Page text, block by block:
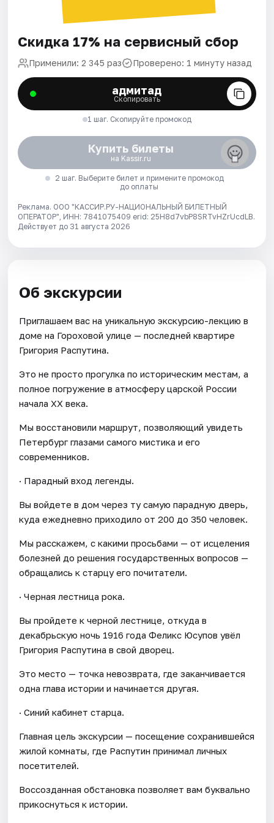
Скидка 17% на сервисный сбор
Применили: 2 345 раз Проверено: 1 минуту назад
адмитад
Скопировать
1 шаг. Скопируйте промокод
Купить билеты
на Kassir.ru
2 шаг. Выберите билет и примените промокод
до оплаты
Реклама. ООО "КАССИР.РУ-НАЦИОНАЛЬНЫЙ БИЛЕТНЫЙ
ОПЕРАТОР", ИНН: 7841075409 erid: 25H8d7vbP8SRTvHZrUcdLB.
Действует до 31 августа 2026
Об экскурсии
Приглашаем вас на уникальную экскурсию-лекцию в
доме на Гороховой улице — последней квартире
Григория Распутина.
Это не просто прогулка по историческим местам, а
полное погружение в атмосферу царской России
начала XX века.
Мы восстановили маршрут, позволяющий увидеть
Петербург глазами самого мистика и его
современников.
· Парадный вход легенды.
Вы войдете в дом через ту самую парадную дверь,
куда ежедневно приходило от 200 до 350 человек.
Мы расскажем, с какими просьбами — от исцеления
болезней до решения государственных вопросов —
обращались к старцу его почитатели.
· Черная лестница рока.
Вы пройдете к черной лестнице, откуда в
декабрьскую ночь 1916 года Феликс Юсупов увёл
Григория Распутина в свой дворец.
Это место — точка невозврата, где заканчивается
одна глава истории и начинается другая.
· Синий кабинет старца.
Главная цель экскурсии — посещение сохранившейся
жилой комнаты, где Распутин принимал личных
посетителей.
Воссозданная обстановка позволяет вам буквально
прикоснуться к истории.